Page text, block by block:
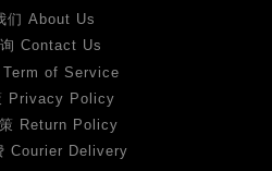
们 About Us
Contact Us
Term of Service
Privacy Policy
Return Policy
Courier Delivery